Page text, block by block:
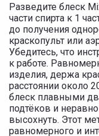
Разведите блеск
части спирта к 1
до получения
краскопульт или
Убедитесь, что
к работе.
изделия, держа
расстоянии около
блеск плавными
подтёков и
высохнуть. Этот
равномерного и